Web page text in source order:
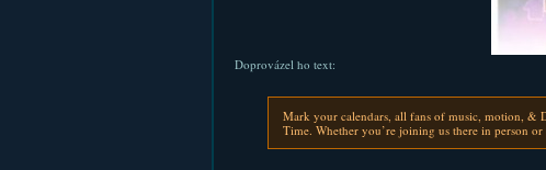
Doprovázel ho text:
Mark your calendars, all fans of music, motion, &
Time. Whether you’re joining us there in person